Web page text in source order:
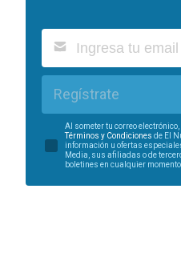
Regístrate
Al someter tu correo
Términos y Condiciones de El
información u ofertas
Media, sus afiliadas o de
boletines en cualquier momento.